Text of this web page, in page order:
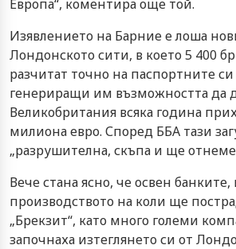
Европа“, коментира още той.
Изявлението на Барние е лоша
Лондонското сити, в което 5 400
разчитат точно на паспортните си
генериращи им възможността да
Великобритания всяка година
милиона евро. Според ББА тази
„разрушителна, скъпа и ще
Вече стана ясно, че освен банките,
производството на коли ще
„Брекзит“, като много големи
започнаха изтеглянето си от